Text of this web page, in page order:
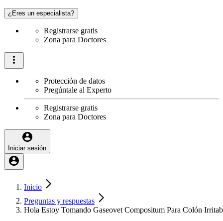
¿Eres un especialista?
Registrarse gratis
Zona para Doctores
Protección de datos
Pregúntale al Experto
Registrarse gratis
Zona para Doctores
Iniciar sesión
Inicio
Preguntas y respuestas
Hola Estoy Tomando Gaseovet Compositum Para Colón